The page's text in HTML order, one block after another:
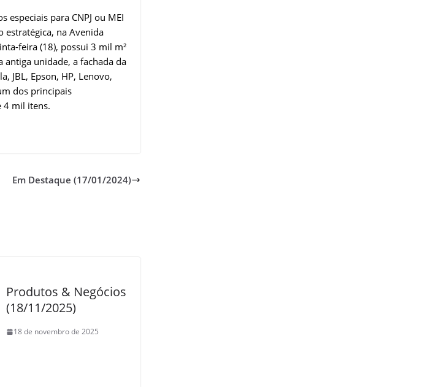
para CNPJ ou MEI
estratégica, na Avenida
feira (18), possui 3 mil m²
unidade, a fachada da
JBL, Epson, HP, Lenovo,
dos principais
4 mil itens.
Em Destaque (17/01/2024)
Produtos & Negócios
(18/11/2025)
18 de novembro de 2025